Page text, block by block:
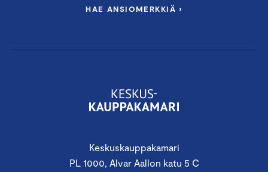
Keskuskauppakamari
PL 1000, Alvar Aallon katu 5 C
HAE ANSIOMERKKIÄ ›